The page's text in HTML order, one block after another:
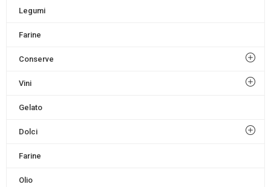
Legumi
Farine
Conserve
Vini
Gelato
Dolci
Farine
Olio